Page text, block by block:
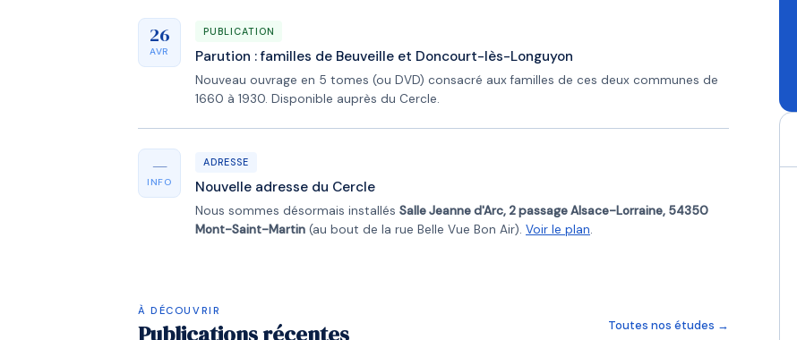
26
AVR
PUBLICATION
Parution : familles de Beuveille et Doncourt-lès-Longuyon
Nouveau ouvrage en 5 tomes (ou DVD) consacré aux familles de ces deux communes de
1660 à 1930. Disponible auprès du Cercle.
—
INFO
ADRESSE
Nouvelle adresse du Cercle
Nous sommes désormais installés Salle Jeanne d'Arc, 2 passage Alsace-Lorraine, 54350
Mont-Saint-Martin (au bout de la rue Belle Vue Bon Air). Voir le plan.
À DÉCOUVRIR
Toutes nos études →